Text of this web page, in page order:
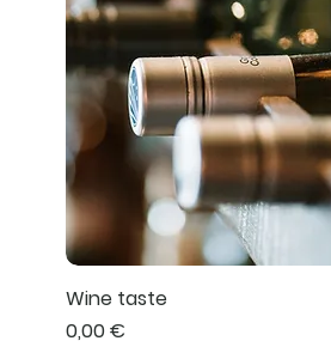
Wine taste
Prezzo
0,00 €